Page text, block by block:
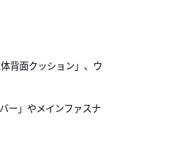
背面クッション」、ウ
ー」やメインファスナ